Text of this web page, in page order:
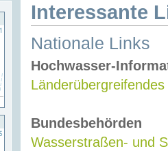
Interessante
Nationale Links
Hochwasser-
Bundesbehörden
Wasserstraßen- und